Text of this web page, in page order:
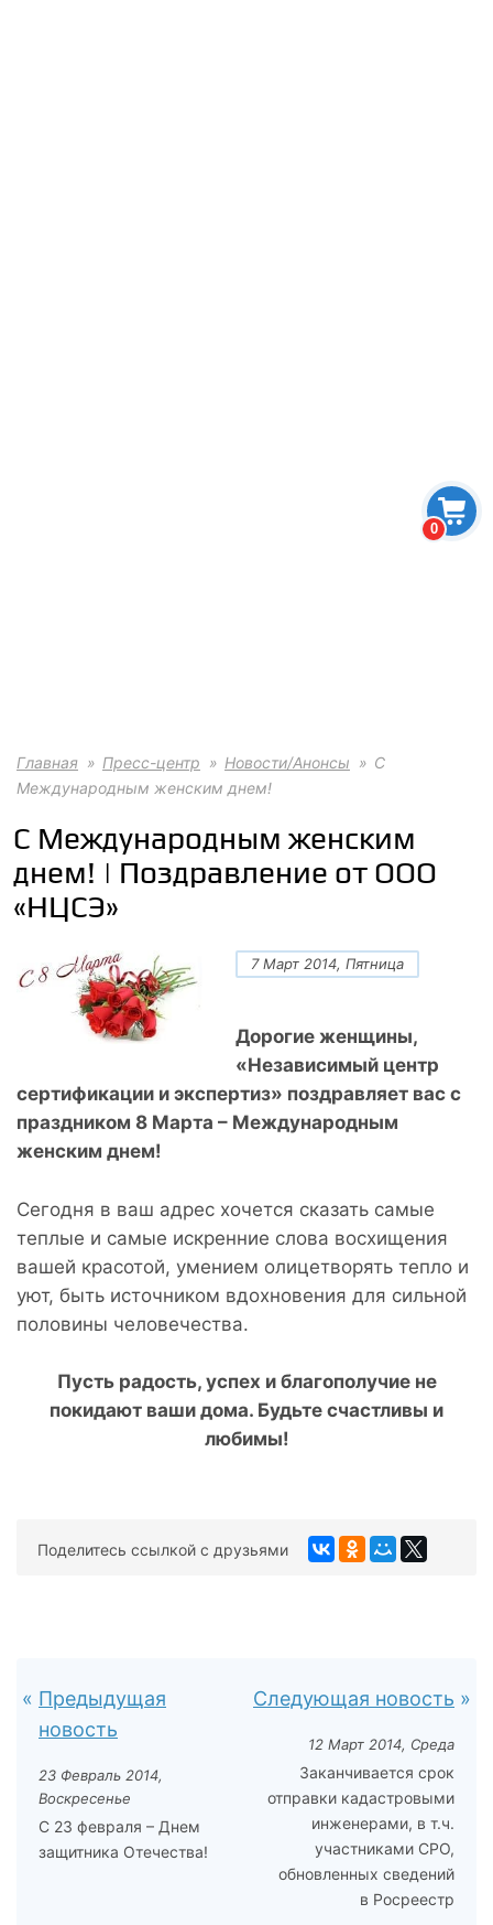
0
Главная Пресс-центр Новости/Анонсы
С
Международным женским днем!
С Международным женским
днем! | Поздравление от ООО
«НЦСЭ»
7 Март 2014, Пятница
Дорогие женщины,
«Независимый центр
сертификации и экспертиз» поздравляет вас с
праздником 8 Марта – Международным
женским днем!
Сегодня в ваш адрес хочется сказать самые
теплые и самые искренние слова восхищения
вашей красотой, умением олицетворять тепло и
уют, быть источником вдохновения для сильной
половины человечества.
Пусть радость, успех и благополучие не
покидают ваши дома. Будьте счастливы и
любимы!
Поделитесь ссылкой с друзьями
Предыдущая
новость
23 Февраль 2014,
Воскресенье
С 23 февраля – Днем
защитника Отечества!
Следующая новость
12 Март 2014, Среда
Заканчивается срок
отправки кадастровыми
инженерами, в т.ч.
участниками СРО,
обновленных сведений
в Росреестр